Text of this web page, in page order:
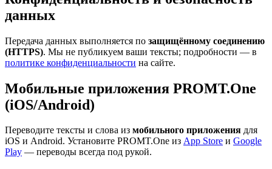
данных
Передача данных выполняется по защищённому соединению
(HTTPS). Мы не публикуем ваши тексты; подробности — в
политике конфиденциальности на сайте.
Мобильные приложения PROMT.One
(iOS/Android)
Переводите тексты и слова из мобильного приложения для
iOS и Android. Установите PROMT.One из App Store и Google
Play — переводы всегда под рукой.